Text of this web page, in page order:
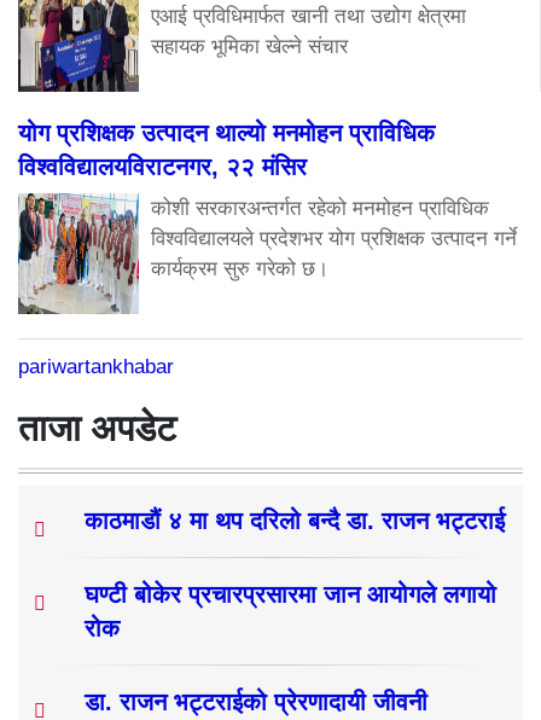
एआई प्रविधिमार्फत खानी तथा उद्योग क्षेत्रमा
सहायक भूमिका खेल्ने संचार
योग प्रशिक्षक उत्पादन थाल्यो मनमोहन प्राविधिक
विश्वविद्यालयविराटनगर, २२ मंसिर
कोशी सरकारअन्तर्गत रहेको मनमोहन प्राविधिक
विश्वविद्यालयले प्रदेशभर योग प्रशिक्षक उत्पादन गर्ने
कार्यक्रम सुरु गरेको छ।
pariwartankhabar
ताजा अपडेट
काठमाडौं ४ मा थप दरिलो बन्दै डा. राजन भट्टराई
घण्टी बोकेर प्रचारप्रसारमा जान आयोगले लगायो
रोक
डा. राजन भट्टराईको प्रेरणादायी जीवनी